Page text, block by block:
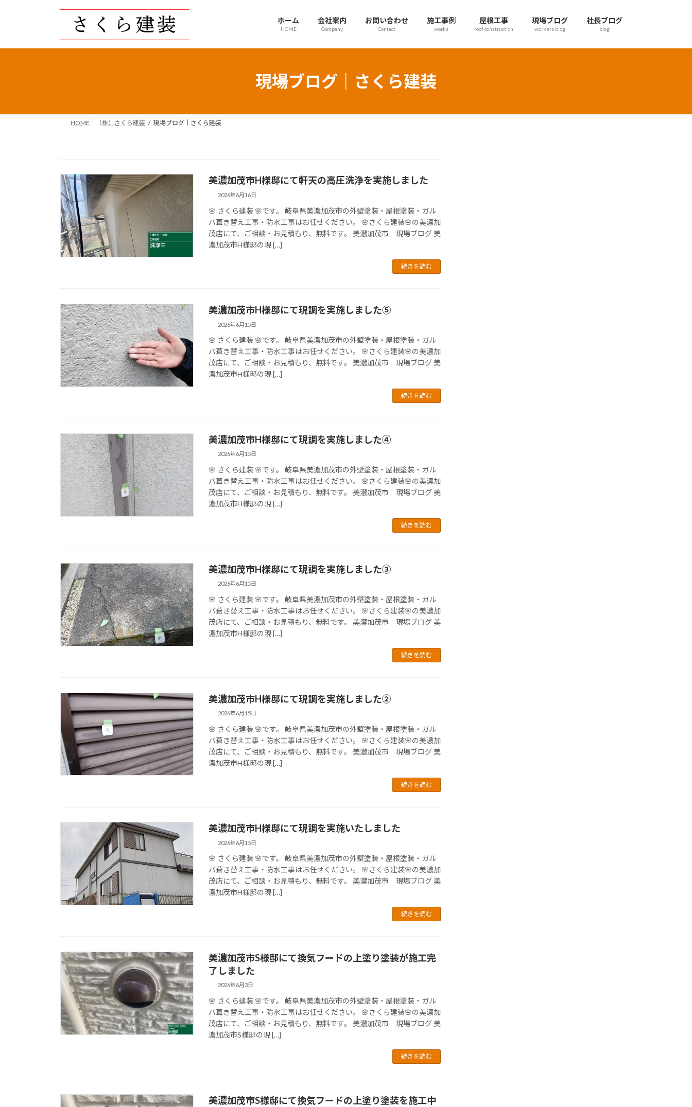
プ
動
ホーム
HOME
会社案内
Company
お問い合わせ
Contact
施工事例
works
屋根工事
roof construction
現場ブログ
workers blog
社長ブログ
blog
現場ブログ｜さくら建装
HOME｜（株）さくら建装 現場ブログ｜さくら建装
美濃加茂市H様邸にて軒天の高圧洗浄を実施しました
2026年6月16日
🌸 さくら建装 🌸です。 岐阜県美濃加茂市の外壁塗装・屋根塗装・ガル
バ葺き替え工事・防水工事はお任せください。 🌸さくら建装🌸の美濃加
茂店にて、ご相談・お見積もり、無料です。 美濃加茂市 現場ブログ 美
濃加茂市H様邸の現 […]
続きを読む
美濃加茂市H様邸にて現調を実施しました⑤
2026年6月15日
🌸 さくら建装 🌸です。 岐阜県美濃加茂市の外壁塗装・屋根塗装・ガル
バ葺き替え工事・防水工事はお任せください。 🌸さくら建装🌸の美濃加
茂店にて、ご相談・お見積もり、無料です。 美濃加茂市 現場ブログ 美
濃加茂市H様邸の現 […]
続きを読む
美濃加茂市H様邸にて現調を実施しました④
2026年6月15日
🌸 さくら建装 🌸です。 岐阜県美濃加茂市の外壁塗装・屋根塗装・ガル
バ葺き替え工事・防水工事はお任せください。 🌸さくら建装🌸の美濃加
茂店にて、ご相談・お見積もり、無料です。 美濃加茂市 現場ブログ 美
濃加茂市H様邸の現 […]
続きを読む
美濃加茂市H様邸にて現調を実施しました③
2026年6月15日
🌸 さくら建装 🌸です。 岐阜県美濃加茂市の外壁塗装・屋根塗装・ガル
バ葺き替え工事・防水工事はお任せください。 🌸さくら建装🌸の美濃加
茂店にて、ご相談・お見積もり、無料です。 美濃加茂市 現場ブログ 美
濃加茂市H様邸の現 […]
続きを読む
美濃加茂市H様邸にて現調を実施しました②
2026年6月15日
🌸 さくら建装 🌸です。 岐阜県美濃加茂市の外壁塗装・屋根塗装・ガル
バ葺き替え工事・防水工事はお任せください。 🌸さくら建装🌸の美濃加
茂店にて、ご相談・お見積もり、無料です。 美濃加茂市 現場ブログ 美
濃加茂市H様邸の現 […]
続きを読む
美濃加茂市H様邸にて現調を実施いたしました
2026年6月15日
🌸 さくら建装 🌸です。 岐阜県美濃加茂市の外壁塗装・屋根塗装・ガル
バ葺き替え工事・防水工事はお任せください。 🌸さくら建装🌸の美濃加
茂店にて、ご相談・お見積もり、無料です。 美濃加茂市 現場ブログ 美
濃加茂市H様邸の現 […]
続きを読む
美濃加茂市S様邸にて換気フードの上塗り塗装が施工完
了しました
2026年6月3日
🌸 さくら建装 🌸です。 岐阜県美濃加茂市の外壁塗装・屋根塗装・ガル
バ葺き替え工事・防水工事はお任せください。 🌸さくら建装🌸の美濃加
茂店にて、ご相談・お見積もり、無料です。 美濃加茂市 現場ブログ 美
濃加茂市S様邸の現 […]
続きを読む
美濃加茂市S様邸にて換気フードの上塗り塗装を施工中